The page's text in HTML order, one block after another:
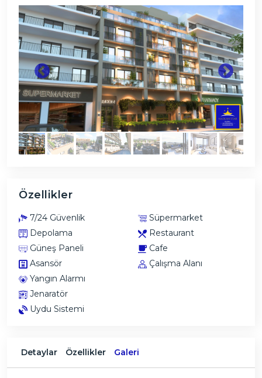
Özellikler
7/24 Güvenlik
Depolama
Güneş Paneli
Asansör
Süpermarket
Restaurant
Cafe
Çalışma Alanı
Yangın Alarmı
Jenaratör
Uydu Sistemi
Detaylar Özellikler Galeri